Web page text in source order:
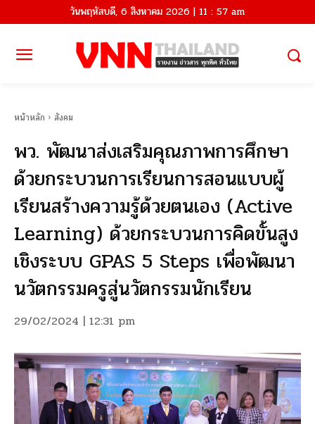
วันพฤหัสบดี, 6 สิงหาคม 2026 | 11 : 57 am
หน้าหลัก สังคม
พว. พัฒนาส่งเสริมคุณภาพการศึกษา
ด้วยกระบวนการเรียนการสอนแบบผู้
เรียนสร้างความรู้ด้วยตนเอง (Active
Learning) ด้วยกระบวนการคิดขั้นสูง
เชิงระบบ GPAS 5 Steps เพื่อพัฒนา
นวัตกรรมครูสู่นวัตกรรมนักเรียน
29/02/2024 | 12:31 pm